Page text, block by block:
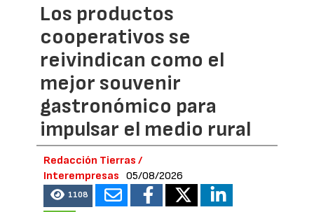
Los productos
cooperativos se
reivindican como el
mejor souvenir
gastronómico para
impulsar el medio rural
Redacción Tierras /
Interempresas
05/08/2026
1108